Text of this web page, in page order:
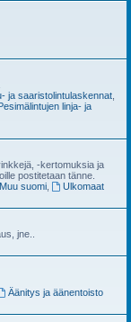
ja saaristolintulaskennat,
linja- ja
-kertomuksia ja
postitetaan tänne.
Muu suomi,
Ulkomaat
jne..
Äänitys ja äänentoisto